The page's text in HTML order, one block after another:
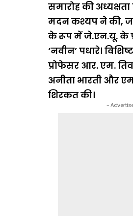
समारोह की
मदन कश्यप ने की,
के रूप में जे.एन.यू. के
‘नवीन’ पधारे।
प्रोफेसर आर. एम.
अनीता भारती और
शिरकत की।
-